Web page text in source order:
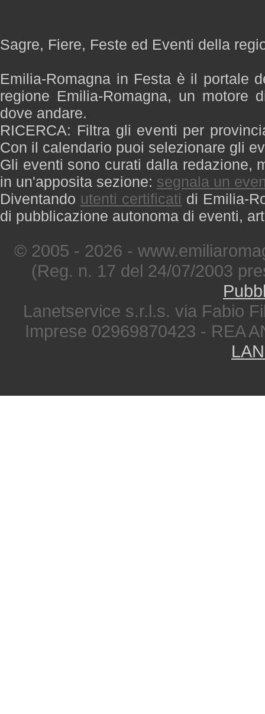
Sagre, Fiere, Feste ed Eventi della
Emilia-Romagna in Festa è il portale
regione Emilia-Romagna, un motore
dove andare.
RICERCA: Filtra gli eventi per
Con il calendario puoi selezionare gli
Gli eventi sono curati dalla redazione,
in un'apposita sezione: segnala un
Diventando utenti certificati di Emilia-
di pubblicazione autonoma di eventi,
© 2005 - 2026 -
(Reg. n. 17 del 24/07/2003
Lanetservice s.r.l.s. via Fabio
Imprese 02969870423 - REA